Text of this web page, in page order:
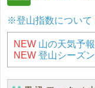
※登山指数について
NEW 山の天気予
NEW 登山シーズ